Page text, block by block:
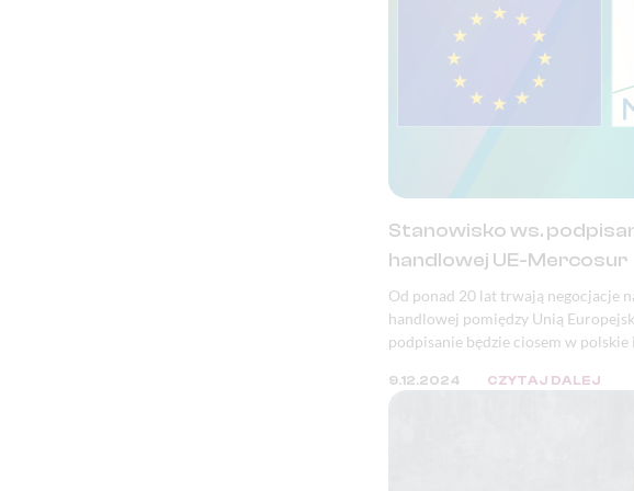
Stanowisko ws.
handlowej UE-Mercosur
Od ponad 20 lat trwają negocjacje
handlowej pomiędzy Unią
podpisanie będzie ciosem w
ekologicznym, klimatycznym i
9.12.2024 CZYTAJ DALEJ